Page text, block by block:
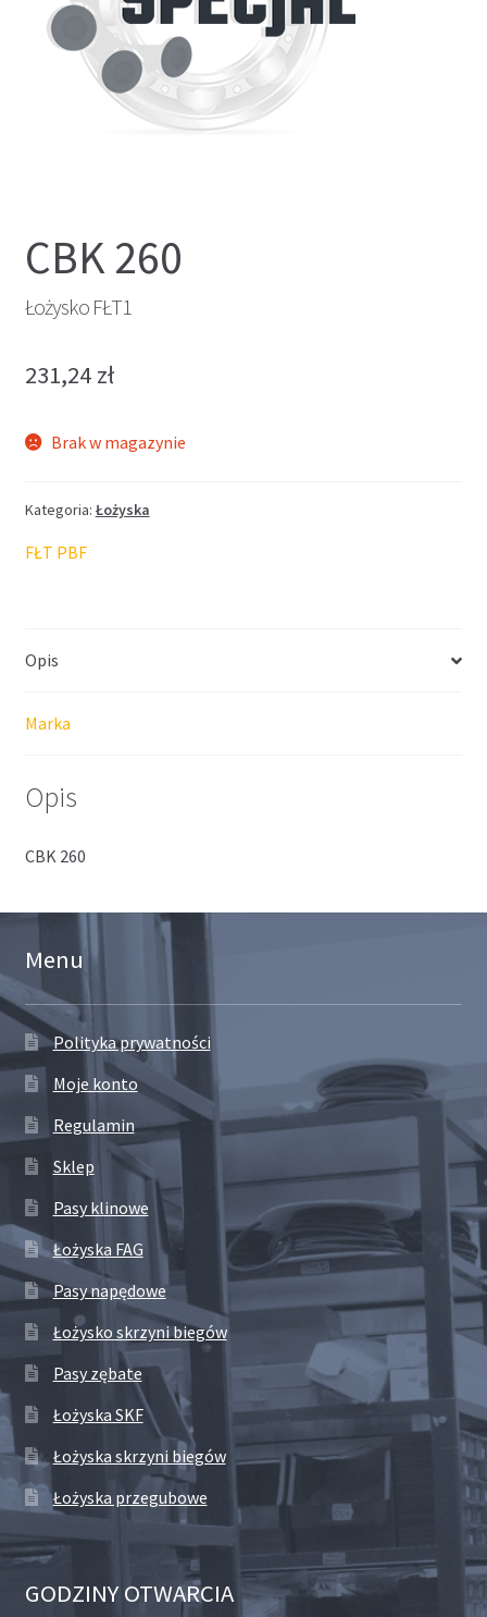
CBK 260
Łożysko FŁT1
231,24 zł
Brak w magazynie
Kategoria: Łożyska
FŁT PBF
Opis
Marka
Opis
CBK 260
Menu
Polityka prywatności
Moje konto
Regulamin
Sklep
Pasy klinowe
Łożyska FAG
Pasy napędowe
Łożysko skrzyni biegów
Pasy zębate
Łożyska SKF
Łożyska skrzyni biegów
Łożyska przegubowe
GODZINY OTWARCIA